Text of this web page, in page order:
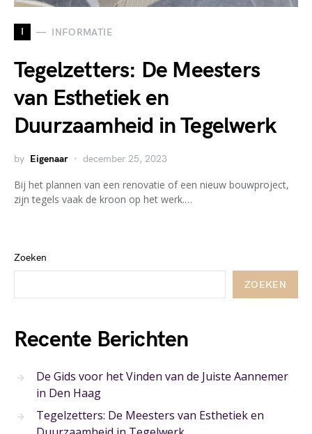
I INFORMATIE
Tegelzetters: De Meesters
van Esthetiek en
Duurzaamheid in Tegelwerk
by Eigenaar december 25, 2023
Bij het plannen van een renovatie of een nieuw bouwproject,
zijn tegels vaak de kroon op het werk.…
Zoeken
ZOEKEN
Recente Berichten
De Gids voor het Vinden van de Juiste Aannemer
in Den Haag
Tegelzetters: De Meesters van Esthetiek en